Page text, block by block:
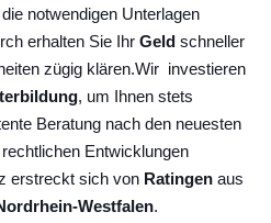
notwendigen Unterlagen
erhalten Sie Ihr Geld schneller
zügig klären.Wir investieren
, um Ihnen stets
Beratung nach den neuesten
Entwicklungen
erstreckt sich von Ratingen aus
Westfalen.